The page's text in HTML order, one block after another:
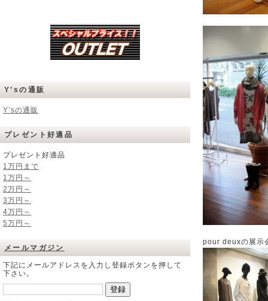
Y’sの通販
Y’sの通販
プレゼント好適品
プレゼント好適品
1万円まで
1万円～
2万円～
3万円～
4万円～
5万円～
メールマガジン
下記にメールアドレスを入力し登録ボタンを押して
下さい。
pour deuxの展示